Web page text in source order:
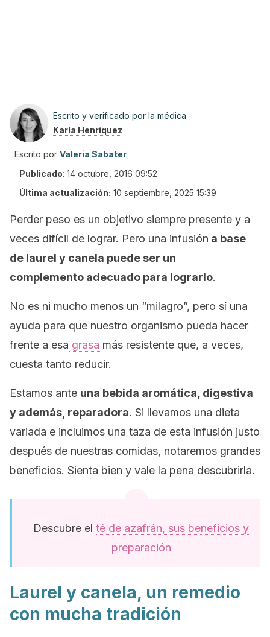
Escrito y verificado por la médica
Karla Henríquez
Escrito por Valeria Sabater
Publicado: 14 octubre, 2016 09:52
Última actualización: 10 septiembre, 2025 15:39
Perder peso es un objetivo siempre presente y a
veces difícil de lograr. Pero una infusión a base
de laurel y canela puede ser un
complemento adecuado para lograrlo.
No es ni mucho menos un “milagro”, pero sí una
ayuda para que nuestro organismo pueda hacer
frente a esa grasa más resistente que, a veces,
cuesta tanto reducir.
Estamos ante una bebida aromática, digestiva
y además, reparadora. Si llevamos una dieta
variada e incluimos una taza de esta infusión justo
después de nuestras comidas, notaremos grandes
beneficios. Sienta bien y vale la pena descubrirla.
Descubre el té de azafrán, sus beneficios y
preparación
Laurel y canela, un remedio
con mucha tradición